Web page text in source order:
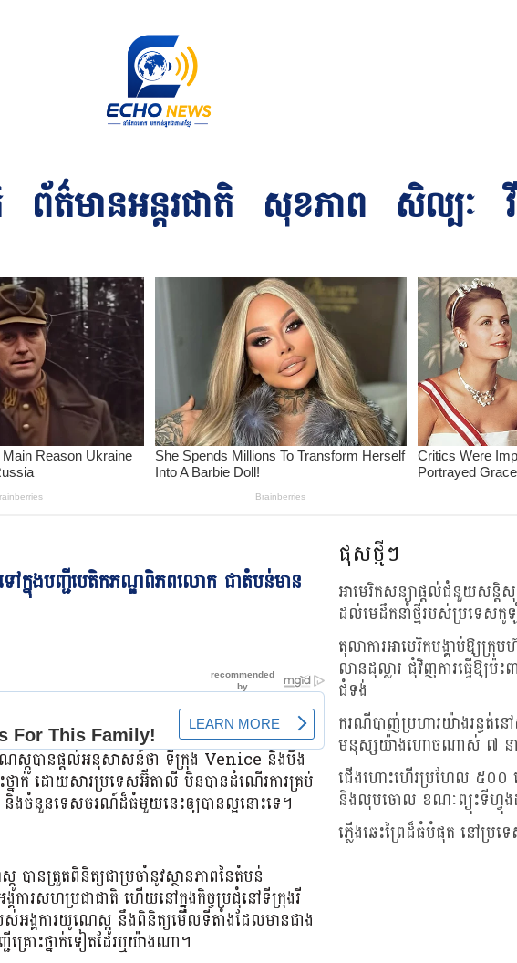
ព័ត៌មានអន្ដរជាតិ សុខភាព សិល្បៈ
នុងបញ្ជីបេតិកភណ្ឌពិភពលោក ជាតំបន់មាន
េស្កូបានផ្តល់អនុសាសន៍ថា ទីក្រុង Venice និងបឹង
នាក់ ដោយសារប្រទេសអ៊ីតាលី មិនបានដំណើរការគ្រប់
និងចំនួនទេសចរណ៍ដ៏ធំមួយនេះឲ្យបានល្អនោះទេ។
នត្រួតពិនិត្យជាប្រចាំនូវស្ថានភាពនៃតំបន់
ារសហប្រជាជាតិ ហើយនៅក្នុងកិច្ចប្រជុំនៅទីក្រុងរី
អង្គការយូណេស្កូ នឹងពិនិត្យមើលទីតាំងដែលមានជាង
ជីគ្រោះថ្នាក់ទៀតដែរឬយ៉ាងណា។
ផុសថ្មីៗ
អាមេរិកសន្យាផ្តល់ជំនួយសន្តិ
ដល់មេដឹកនាំថ្មីរបស់ប្រទេស
តុលាការអាមេរិកបង្គាប់ឱ្យ
លានដុល្លារ ជុំវិញការធ្វើឱ្យប៉
ជំទង់
ករណីបាញ់ប្រហារយ៉ាងរន្ធត់ន
មនុស្សយ៉ាងហោចណាស់ ៧ នា
ជើងហោះហើរប្រហែល ៥០០ ជ
និងលុបចោល ខណៈព្យុះទីហ្វុ
ភ្លើងឆេះព្រៃដ៏ធំបំផុត នៅប្រ